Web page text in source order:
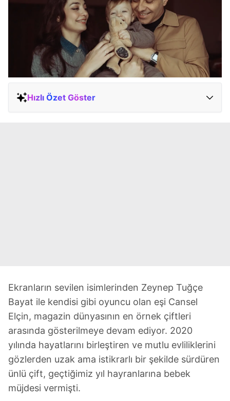
Hızlı Özet Göster
Ekranların sevilen isimlerinden Zeynep Tuğçe
Bayat ile kendisi gibi oyuncu olan eşi Cansel
Elçin, magazin dünyasının en örnek çiftleri
arasında gösterilmeye devam ediyor. 2020
yılında hayatlarını birleştiren ve mutlu evliliklerini
gözlerden uzak ama istikrarlı bir şekilde sürdüren
ünlü çift, geçtiğimiz yıl hayranlarına bebek
müjdesi vermişti.